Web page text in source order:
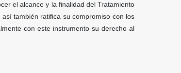
el alcance y la finalidad del Tratamiento
también ratifica su compromiso con los
con este instrumento su derecho al